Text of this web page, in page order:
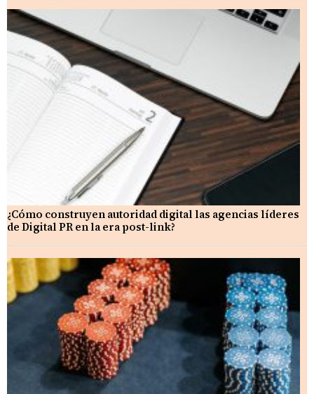
¿Cómo construyen autoridad digital las agencias líderes
de Digital PR en la era post-link?